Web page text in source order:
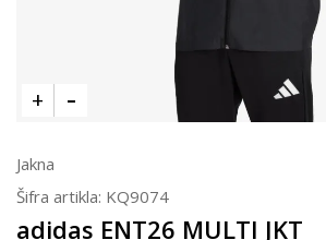
Jakna
Šifra artikla: KQ9074
adidas ENT26 MULTI JKT